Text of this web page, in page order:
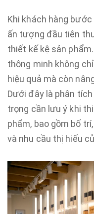
Khi khách hàng
ấn tượng đầu tiên
thiết kế kệ sản
thông minh không
hiệu quả mà còn
Dưới đây là phân
trọng cần lưu ý khi
phẩm, bao gồm bố
và nhu cầu thị hiếu